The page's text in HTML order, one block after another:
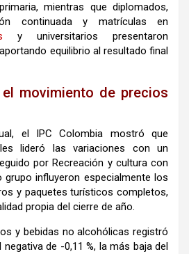
mientras que diplomados,
continuada y matrículas en
y universitarios presentaron
equilibrio al resultado final
el movimiento de precios
el IPC Colombia mostró que
lideró las variaciones con un
por Recreación y cultura con
grupo influyeron especialmente los
y paquetes turísticos completos,
propia del cierre de año.
y bebidas no alcohólicas registró
de -0,11 %, la más baja del